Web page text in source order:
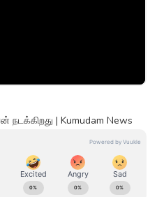
| Kumudam News